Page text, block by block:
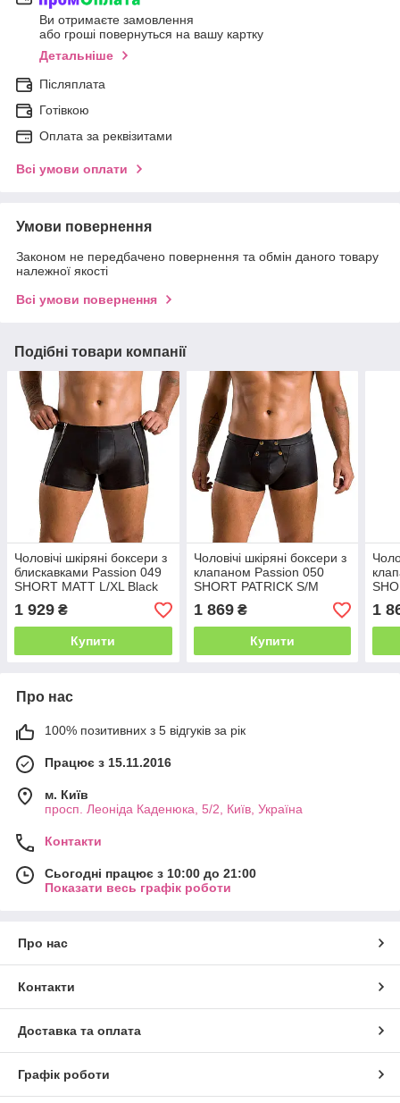
Ви отримаєте замовлення
або гроші повернуться на вашу картку
Детальніше
Післяплата
Готівкою
Оплата за реквізитами
Всі умови оплати
Умови повернення
Законом не передбачено повернення та обмін даного товару
належної якості
Всі умови повернення
Подібні товари компанії
Чоловічі шкіряні боксери з
блискавками Passion 049
SHORT MATT L/XL Black
1 929 ₴
Купити
Чоловічі шкіряні боксери з
клапаном Passion 050
SHORT PATRICK S/M
Black
1 869₴
Купити
1
Про нас
100% позитивних з 5 відгуків за рік
Працює з 15.11.2016
м. Київ
просп. Леоніда Каденюка, 5/2, Київ, Україна
Контакти
Сьогодні працює з 10:00 до 21:00
Показати весь графік роботи
Про нас
Контакти
Доставка та оплата
Графік роботи